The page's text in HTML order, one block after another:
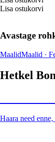
Lisa ostukorvi
Avastage
MaalidMaalid ·
Hetkel
Haara need